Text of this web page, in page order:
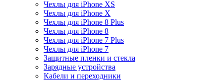
Чехлы для iPhone XS
Чехлы для iPhone X
Чехлы для iPhone 8 Plus
Чехлы для iPhone 8
Чехлы для iPhone 7 Plus
Чехлы для iPhone 7
Защитные пленки и стекла
Зарядные устройства
Кабели и переходники